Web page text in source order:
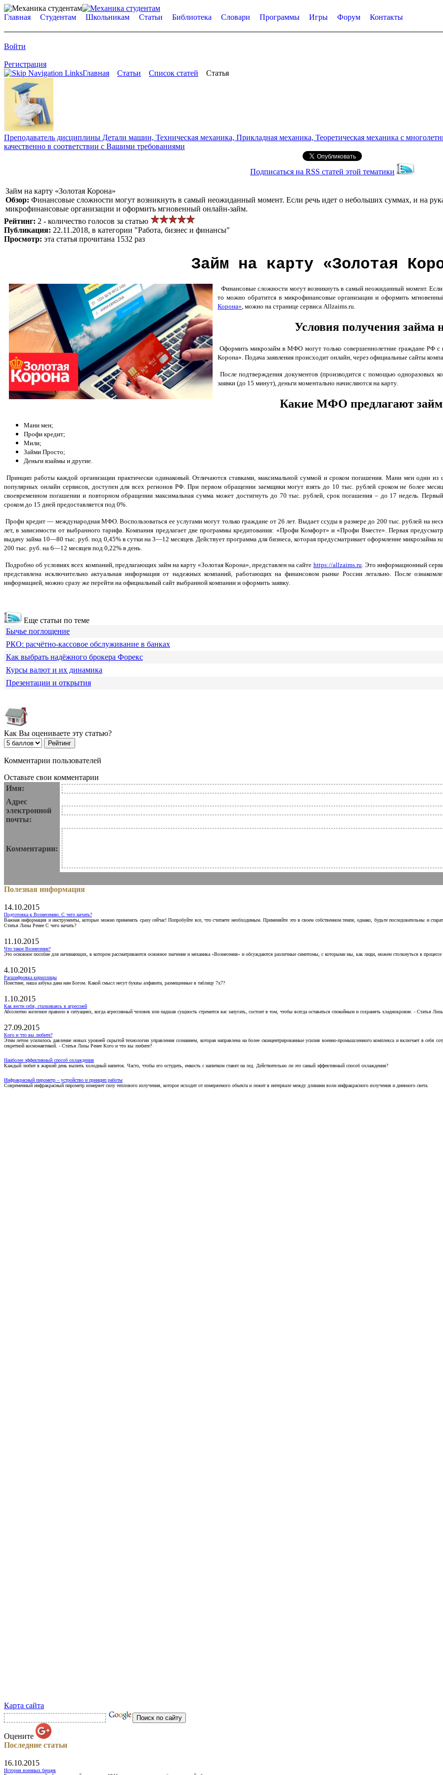
Главная Студентам Школьникам Статьи Библиотека Словари Программы Игры Форум Контакты
Войти
Регистрация
Главная
Статьи Список статей Статья
Преподаватель дисциплины Детали машин, Техническая механика, Прикладная механика, Теоретическая механика с
качественно в соответствии с Вашими требованиями
Подписаться на RSS статей этой тематики
Займ на карту «Золотая Корона»
Обзор: Финансовые сложности могут возникнуть в самый неожиданный момент. Если речь идет о небольших суммах, и на
микрофинансовые организации и оформить мгновенный онлайн-займ.
Рейтинг: 2 - количество голосов за статью
Публикация: 22.11.2018, в категории "Работа, бизнес и финансы"
Просмотр: эта статья прочитана 1532 раз
Займ на карту «Золотая
Финансовые сложности могут возникнуть в самый неожиданный момент.
то можно обратится в микрофинансовые организации и оформить
Корона», можно на странице сервиса Allzaims.ru.
Условия получения займа
Оформить микрозайм в МФО могут только совершеннолетние граждане РФ
Корона». Подача заявления происходит онлайн, через официальные сайты
После подтверждения документов (производится с помощью одноразовых
заявки (до 15 минут), деньги моментально начисляются на карту.
Какие МФО предлагают займ
Мани мен;
Профи кредит;
Мили;
Займи Просто;
Деньги взаймы и другие.
Принцип работы каждой организации практически одинаковый. Отличаются ставками, максимальной суммой и сроком погашения. Мани мен один из
популярных онлайн сервисов, доступен для всех регионов РФ. При первом обращении заемщики могут взять до 10 тыс. рублей сроком не более
своевременном погашении и повторном обращении максимальная сумма может достигнуть до 70 тыс. рублей, срок погашения – до 17 недель.
сроком до 15 дней предоставляется под 0%.
Профи кредит — международная МФО. Воспользоваться ее услугами могут только граждане от 26 лет. Выдает ссуды в размере до 200 тыс. рублей на
лет, в зависимости от выбранного тарифа. Компания предлагает две программы кредитования: «Профи Комфорт» и «Профи Вместе». Первая
выдачу займа 10—80 тыс. руб. под 0,45% в сутки на 3—12 месяцев. Действует программа для бизнеса, которая предусматривает оформление микрозайма
200 тыс. руб. на 6—12 месяцев под 0,22% в день.
Подробно об условиях всех компаний, предлагающих займ на карту «Золотая Корона», представлен на сайте https://allzaims.ru. Это информационный
представлена исключительно актуальная информация от надежных компаний, работающих на финансовом рынке России легально. После
информацией, можно сразу же перейти на официальный сайт выбранной компании и оформить заявку.
Еще статьи по теме
Бычье поглощение
РКО: расчётно-кассовое обслуживание в банках
Как выбрать надёжного брокера Форекс
Курсы валют и их динамика
Презентации и открытия
Как Вы оцениваете эту статью?
Комментарии пользователей
Оставьте свои комментарии
Имя:
Адрес
электронной
почты:
Комментарии:
Полезная информация
14.10.2015
Подготовка к Вознесению. С чего начать?
Важная информация и инструменты, которые можно применять сразу сейчас! Попробуйте все, что считаете необходимым. Применяйте это в своем собственном темпе, однако, будьте последовательны и
Статья Лизы Ренее С чего начать?
11.10.2015
Что такое Вознесение?
Это основное пособие для начинающих, в котором рассматриваются основное значение и механика «Вознесения» и обсуждаются различные симптомы, с которыми мы, как люди, можем столкнуться в
4.10.2015
Расшифровка кириллицы
Поистине, наша азбука дана нам Богом. Какой смысл несут буквы алфавита, размещенные в таблицу 7х7?
1.10.2015
Как вести себя, сталкиваясь в агрессией
Абсолютно железное правило в ситуациях, когда агрессивный человек или падшая сущность стремится вас запугать, состоит в том, чтобы всегда оставаться спокойным и сохранять хладнокровие. - Статья
27.09.2015
Кого и что вы любите?
Этим летом усилилось давление новых уровней скрытой технологии управления сознанием, которая направлена на более сконцентрированные усилия военно-промышленного комплекса и включает в себя
секретной космонавтикой. - Статья Лизы Ренее Кого и что вы любите?
Наиболее эффективный способ охлаждения
Каждый любит в жаркий день выпить холодный напиток. Часто, чтобы его остудить, емкость с напитком ставят на лед. Действительно ли это самый эффективный способ охлаждения?
Инфракрасный пирометр – устройство и принцип работы
Современный инфракрасный пирометр измеряет силу теплового излучения, которое исходит от измеряемого объекта и лежит в интервале между длинами волн инфракрасного излучения и дневного света.
Карта сайта
Оцените
Последние статьи
16.10.2015
История военных берцев